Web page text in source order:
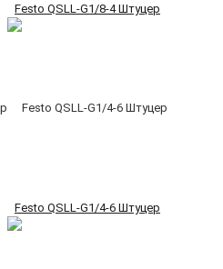
Festo QSLL-G1/8-4 Штуцер
Festo QSLL-G1/4-6 Штуцер